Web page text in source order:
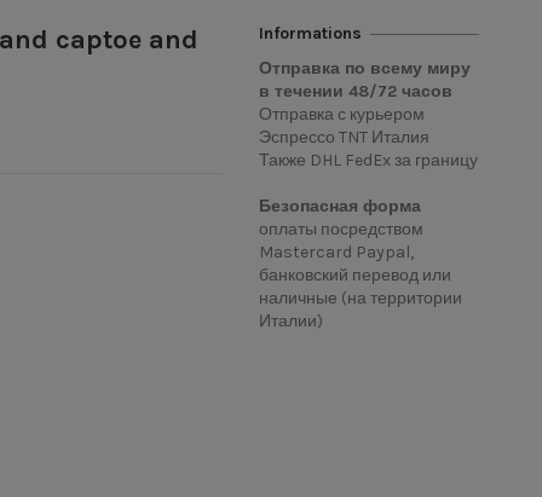
captoe and
Informations
Отправка по всему миру
в течении48/72часов
Отправка с курьером
Эспрессо TNT Италия
Также DHL FedEx за границу
Безопасная форма
оплаты посредством
Mastercard Paypal,
банковский перевод или
наличные (на территории
Италии)